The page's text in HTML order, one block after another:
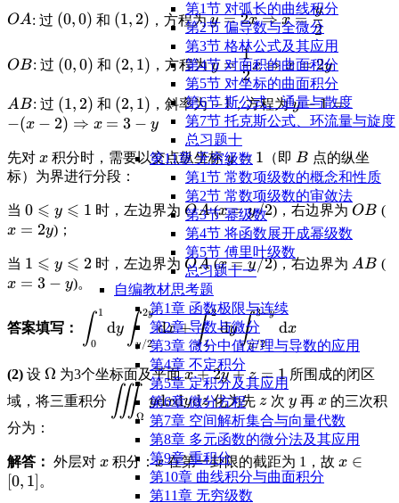
第1节 对弧长的曲线积分
第2节 偏导数与全微分
第3节 格林公式及其应⽤
第4节 对⾯积的曲⾯积分
第5节 对坐标的曲⾯积分
第6节 斯公式、通量与散度
第7节 托克斯公式、环流量与旋度
总习题十
第11章 无穷级数
第1节 常数项级数的概念和性质
第2节 常数项级数的审敛法
第3节 幂级数
第4节 将函数展开成幂级数
第5节 傅⾥叶级数
总习题十一
自编教材思考题
第1章 函数极限与连续
第2章 导数与微分
第3章 微分中值定理与导数的应用
第4章 不定积分
第5章 定积分及其应用
第6章 微分方程
第7章 空间解析集合与向量代数
第8章 多元函数的微分法及其应用
第9章 重积分
第10章 曲线积分与曲面积分
第11章 无穷级数
\displaystyle
OA: 过 \displaystyle
(0,0)
(0, 0) 和 \displaystyle
(1,2)
(1, 2) ，方程为\displaystyle
y = 2x
\Rightarrow
x = \frac{y}
{2}
y = 2x ⇒ x =
2
y
\displaystyle
OB: 过 \displaystyle
(0,0)
(0,0) 和 \displaystyle
(2,1)
(2, 1) ，方程为\displaystyle
y = \frac{1}
{2}x
\Rightarrow
x = 2y
y =
2
1
x ⇒ x = 2y
\displaystyle
AB
AB: 过 \displaystyle
(1,2)
(1, 2) 和 \displaystyle
(2,1)
(2, 1) ，斜率为\displaystyle
-1
−1，方程为\displaystyle
y-1 = -(x-2)
x = 3-y
y −1 =
−(x − 2) ⇒ x = 3 − y
先对 \displaystyle
x
x 积分时，需要以交点纵坐标\displaystyle
y=1
y = 1 （即 \displaystyle
B
B 点的纵坐
标）为界进行分段：
当 \displaystyle
0 \leqslant y
0 ⩽ y ⩽ 1 时，左边界为 \displaystyle
OA
OA(\displaystyle
x=y/2
x = y/2)，右边界为
OB
OB (
x = 2y)；
当 \displaystyle
1 \leqslant y
1 ⩽ y ⩽ 2 时，左边界为 \displaystyle
OA
OA(\displaystyle
x=y/2
x = y/2)，右边界为 AB (
x = 3 − y)。
答案填写：
\displaystyle
\int_0^1
\text{d}y
\int_{y/2}^{2y}
\text{d}x +
\int_1^2
\text{d}y
\int_{y/2}^{3-
y} \text{d}x
∫0
1
dy ∫y/2
2y
dx +∫1
2
dy ∫y/2
3−y
dx
(2) 设 \displaystyle
\Omega
Ω 为3个坐标面及平面\displaystyle
x+2y+z=1
x +2y + z = 1所围成的闭区
域，将三重积分
\displaystyle \iiint_\Omega
y
\text{d}x\text{d}y\text{d}z
∭Ω
ydxdydz化为先 \displaystyle
z
z次 \displaystyle
y
y 再
x
x 的三次积
分为：
解答： 外层对 \displaystyle
x 积分：\displaystyle
x
x在第一卦限的截距为 1，故 x ∈
[0, 1] 。